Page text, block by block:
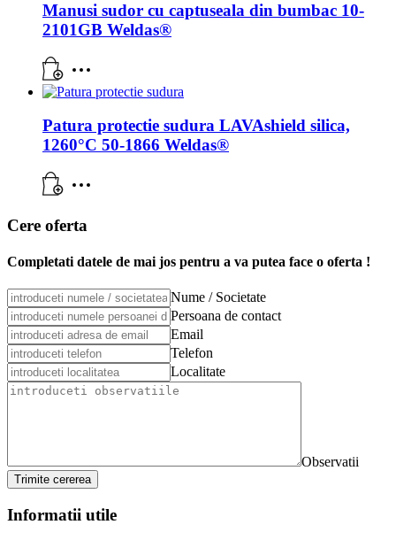
Manusi sudor cu captuseala din bumbac 10-
2101GB Weldas®
Patura protectie sudura LAVAshield silica,
1260°C 50-1866 Weldas®
Cere oferta
Completati datele de mai jos pentru a va putea face o oferta !
Nume / Societate
Persoana de contact
Email
Telefon
Localitate
Observatii
Trimite cererea
Informatii utile